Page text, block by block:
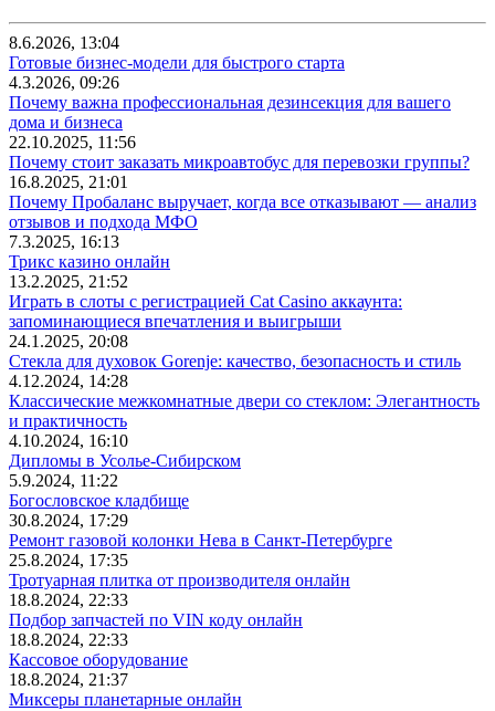
8.6.2026, 13:04
Готовые бизнес-модели для быстрого старта
4.3.2026, 09:26
Почему важна профессиональная дезинсекция для вашего
дома и бизнеса
22.10.2025, 11:56
Почему стоит заказать микроавтобус для перевозки группы?
16.8.2025, 21:01
Почему Пробаланс выручает, когда все отказывают — анализ
отзывов и подхода МФО
7.3.2025, 16:13
Трикс казино онлайн
13.2.2025, 21:52
Играть в слоты с регистрацией Cat Casino аккаунта:
запоминающиеся впечатления и выигрыши
24.1.2025, 20:08
Стекла для духовок Gorenje: качество, безопасность и стиль
4.12.2024, 14:28
Классические межкомнатные двери со стеклом: Элегантность
и практичность
4.10.2024, 16:10
Дипломы в Усолье-Сибирском
5.9.2024, 11:22
Богословское кладбище
30.8.2024, 17:29
Ремонт газовой колонки Нева в Санкт-Петербурге
25.8.2024, 17:35
Тротуарная плитка от производителя онлайн
18.8.2024, 22:33
Подбор запчастей по VIN коду онлайн
18.8.2024, 22:33
Кассовое оборудование
18.8.2024, 21:37
Миксеры планетарные онлайн